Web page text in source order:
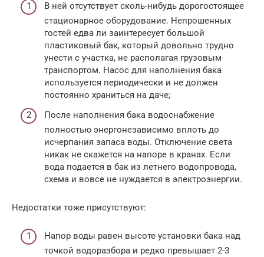
В ней отсутствует сколь-нибудь дорогостоящее
стационарное оборудование. Непрошенных
гостей едва ли заинтересует большой
пластиковый бак, который довольно трудно
унести с участка, не располагая грузовым
транспортом. Насос для наполнения бака
используется периодически и не должен
постоянно храниться на даче;
После наполнения бака водоснабжение
полностью энергонезависимо вплоть до
исчерпания запаса воды. Отключение света
никак не скажется на напоре в кранах. Если
вода подается в бак из летнего водопровода,
схема и вовсе не нуждается в электроэнергии.
Недостатки тоже присутствуют:
Напор воды равен высоте установки бака над
точкой водоразбора и редко превышает 2-3